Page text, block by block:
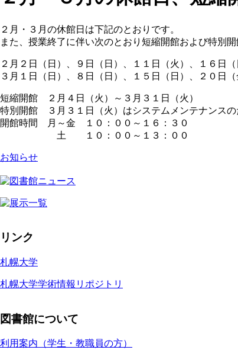
２月・３月の休館日は下記のとおりです。
また、授業終了に伴い次のとおり短縮開館および特別開
２月２日（日）、９日（日）、１１日（火）、１６日
３月１日（日）、８日（日）、１５日（日）、２０日
短縮開館 ２月４日（火）～３月３１日（火）
特別開館 ３月３１日（火）はシステムメンテナンスの
開館時間 月～金 １０：００～１６：３０
土 １０：００～１３：００
お知らせ
リンク
札幌大学
札幌大学学術情報リポジトリ
図書館について
利用案内（学生・教職員の方）